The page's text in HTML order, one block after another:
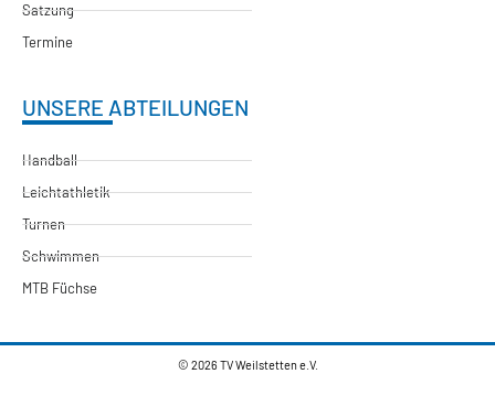
Satzung
Termine
UNSERE ABTEILUNGEN
Handball
Leichtathletik
Turnen
Schwimmen
MTB Füchse
© 2026 TV Weilstetten e.V.